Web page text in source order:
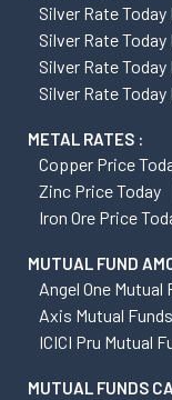
Silver Rate Today
Silver Rate Today
Silver Rate Today
Silver Rate
METAL RATES :
Copper Price
Zinc Price Today
Iron Ore Price
MUTUAL FUND
Angel One Mutual
Axis Mutual Funds
ICICI Pru Mutual
MUTUAL FUNDS